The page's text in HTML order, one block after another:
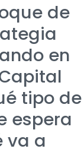
de
en
tipo de
espera
va a